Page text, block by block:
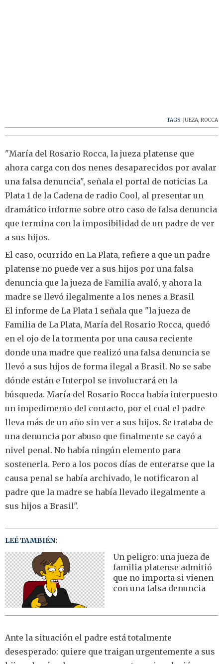
TAGS: JUEZA, ROCCA
"María del Rosario Rocca, la jueza platense que
ahora carga con dos nenes desaparecidos por avalar
una falsa denuncia", señala el portal de noticias La
Plata 1 de la Cadena de radio Cool, al presentar un
dramático informe sobre otro caso de falsa denuncia
que termina con la imposibilidad de un padre de ver
a sus hijos.
El caso, ocurrido en La Plata, refiere a que un padre
platense no puede ver a sus hijos por una falsa
denuncia que la jueza de Familia avaló, y ahora la
madre se llevó ilegalmente a los nenes a Brasil
El informe de La Plata 1 señala que "la jueza de
Familia de La Plata, María del Rosario Rocca, quedó
en el ojo de la tormenta por una causa reciente
donde una madre que realizó una falsa denuncia se
llevó a sus hijos de forma ilegal a Brasil. No se sabe
dónde están e Interpol se involucrará en la
búsqueda. María del Rosario Rocca había interpuesto
un impedimento del contacto, por el cual el padre
lleva más de un año sin ver a sus hijos. Se trataba de
una denuncia por abuso que finalmente se cayó a
nivel penal. No había ningún elemento para
sostenerla. Pero a los pocos días de enterarse que la
causa penal se había archivado, le notificaron al
padre que la madre se había llevado ilegalmente a
sus hijos a Brasil".
LEÉ TAMBIÉN:
Un peligro: una jueza de
familia platense admitió
que no importa si vienen
con una falsa denuncia
Ante la situación el padre está totalmente
desesperado: quiere que traigan urgentemente a sus